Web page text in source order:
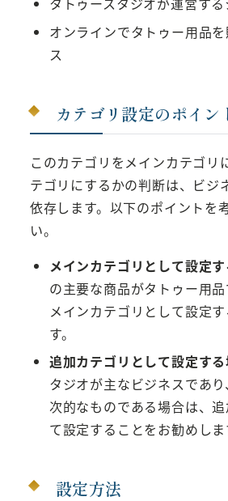
オンラインでタトゥー用品
ス
カテゴリ設定のポイン
このカテゴリをメインカテゴリ
テゴリにするかの判断は、ビジ
依存します。以下のポイントを
い。
メインカテゴリとして設定
の主要な商品がタトゥー用品
メインカテゴリとして設定
す。
追加カテゴリとして設定す
タジオが主なビジネスであ
次的なものである場合は、
て設定することをお勧めしま
設定方法